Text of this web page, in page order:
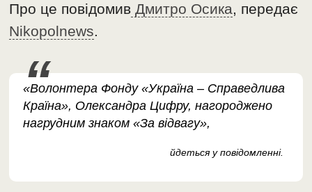
Про це повідомив Дмитро Осика, передає
Nikopolnews.
«Волонтера Фонду «Україна – Справедлива
Країна», Олександра Цифру, нагороджено
нагрудним знаком «За відвагу»,
йдеться у повідомленні.